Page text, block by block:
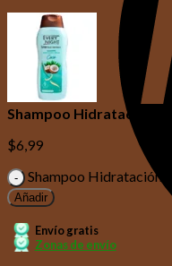
Shampoo Hidratación y
$6,99
Shampoo Hidratación
Añadir
Envío gratis
Zonas de envío